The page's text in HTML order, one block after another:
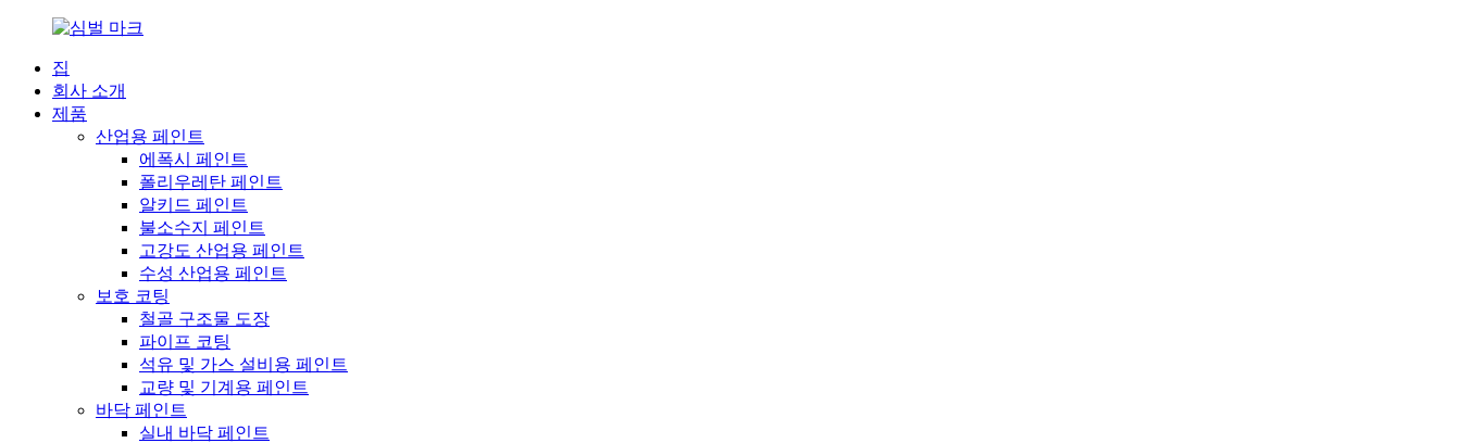
집
회사 소개
제품
산업용 페인트
에폭시 페인트
폴리우레탄 페인트
알키드 페인트
불소수지 페인트
고강도 산업용 페인트
수성 산업용 페인트
보호 코팅
철골 구조물 도장
파이프 코팅
석유 및 가스 설비용 페인트
교량 및 기계용 페인트
바닥 페인트
실내 바닥 페인트